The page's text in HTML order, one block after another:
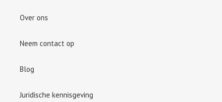
Over ons
Neem contact op
Blog
Juridische kennisgeving